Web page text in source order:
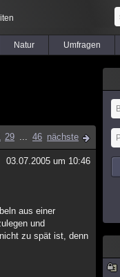
Natur Umfragen
29 ... 46 nächste
03.07.2005 um 10:46
aus einer
und
zu spät ist, denn